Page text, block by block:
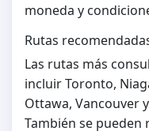
moneda y
Rutas
Las rutas más
incluir Toronto,
Ottawa, Vancouver
También se pueden